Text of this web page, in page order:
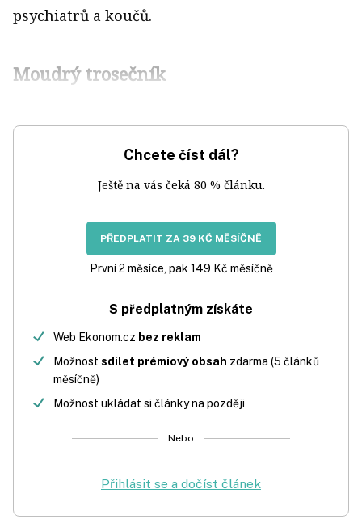
psychiatrů a koučů.
Moudrý trosečník
Chcete číst dál?
Ještě na vás čeká 80 % článku.
PŘEDPLATIT ZA 39 KČ MĚSÍČNĚ
První 2 měsíce, pak 149 Kč měsíčně
S předplatným získáte
Web Ekonom.cz bez reklam
Možnost sdílet prémiový obsah zdarma (5 článků
měsíčně)
Možnost ukládat si články na později
Nebo
Přihlásit se a dočíst článek